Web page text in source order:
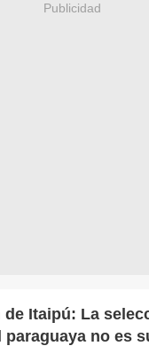
Publicidad
de Itaipú: La
paraguaya no es